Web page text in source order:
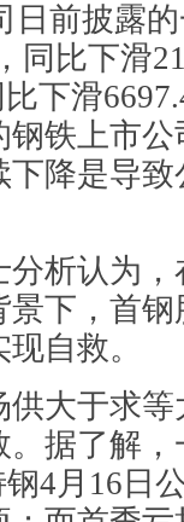
日前披露
同比下滑
下滑
铁上市
降是导
析认为，
下，首
自救。
大于求等
据了解
4月16日